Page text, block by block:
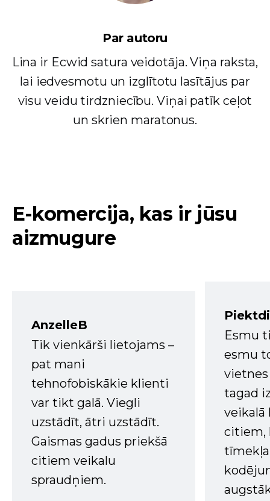
Par autoru
Lina ir Ecwid satura veidotāja. Viņa raksta,
lai iedvesmotu un izglītotu lasītājus par
visu veidu tirdzniecību. Viņai patīk ceļot
un skrien maratonus.
E-komercija, kas ir jūsu
aizmugure
AnzelleB
Tik vienkārši lietojams –
pat mani
tehnofobiskākie klienti
var tikt galā. Viegli
uzstādīt, ātri uzstādīt.
Gaismas gadus priekšā
citiem veikalu
spraudņiem.
Esmu
esmu
tagad
veikalā
citiem,
tīmekļa